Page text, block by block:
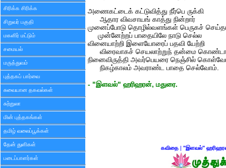
சிரிக்க சிரிக்க
சிறுவர் பகுதி
மகளிர் மட்டும்
சமையல்
மருத்துவம்
புத்தகப் பார்வை
சுவையான தகவல்கள்
சுற்றுலா
மின் புத்தகங்கள்
தமிழ் வலைப்பூக்கள்
தேன் துளிகள்
படைப்பாளர்கள்
அணைகட்டைக் கட்டுவித்து நீர்பெ ருக்கி
ஆதார விவசாயங் காத்து நின்றார்
முனைப்போடு தொழில்வளங்கள் பெருகச்
முன்னேற்றப் பாதையிலே நாடு செல்ல
வினையாற்றி இளையோரைப் பதவி யேற்றி
விரைவாகச் செயலாற்றுந் தன்மை
நினைவிருத்தி அவர்பெயரை நெஞ்சில்
நிகழ்காலம் அவராண்ட பாதை செல்வோம்.
- "இளவல்" ஹரிஹரன், மதுரை.
கவிதை| "இளவல்"